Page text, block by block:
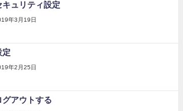
キュリティ設定
年3月19日
定
年2月25日
グアウトする